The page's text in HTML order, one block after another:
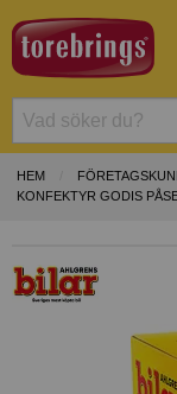
HEM
KONFEKTYR GODIS